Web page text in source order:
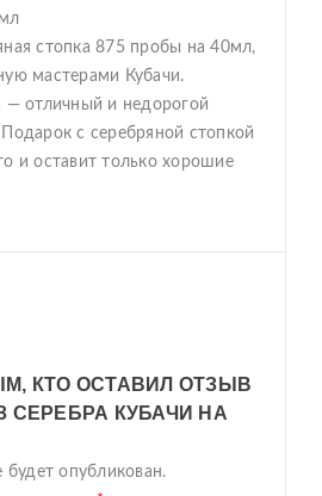
стопка 875 пробы на 40мл,
мастерами Кубачи.
— отличный и недорогой
с серебряной стопкой
и оставит только хорошие
КТО ОСТАВИЛ ОТЗЫВ
СЕРЕБРА КУБАЧИ НА
опубликован.